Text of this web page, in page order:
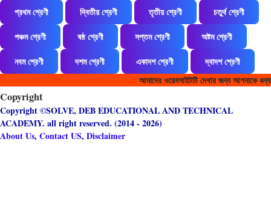
প্রথম শ্রেণী দ্বিতীয় শ্রেণী তৃতীয় শ্রেণী
চতুর্থ শ্রেণী
পঞ্চম শ্রেণী
ষষ্ঠ শ্রেণী সপ্তম শ্রেণী
অষ্টম শ্রেণী
নবম শ্রেণী
দশম শ্রেণী একাদশ শ্রেণী
দ্বাদশ শ্রেণী
আমাদের ওয়েবসাইটটি দেখার জন্য আপনাকে
Copyright
Copyright ©SOLVE, DEB EDUCATIONAL AND TECHNICAL
ACADEMY. all right reserved. (2014 - 2026)
About Us, Contact US, Disclaimer